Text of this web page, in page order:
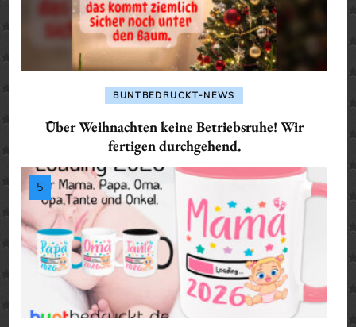
BUNTBEDRUCKT-NEWS
Über Weihnachten keine Betriebsruhe! Wir
fertigen durchgehend.